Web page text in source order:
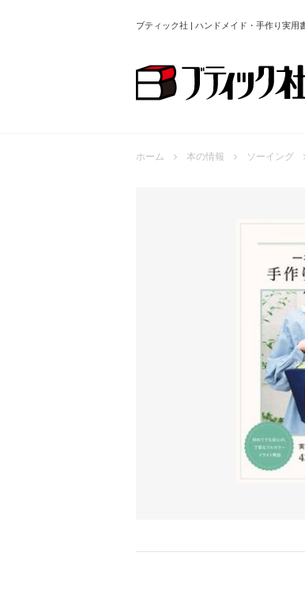
ブティック社 | ハンドメイド・手作り実用
ホーム 本の情報 ソーイング